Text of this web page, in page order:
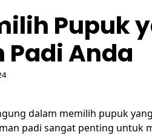
Pupuk
Anda
dalam memilih pupuk
padi sangat penting untuk